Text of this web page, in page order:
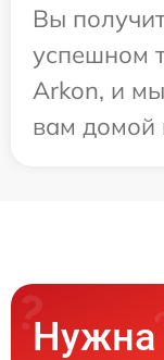
Вы
успешном
Arkon, и
вам домой
Нужна